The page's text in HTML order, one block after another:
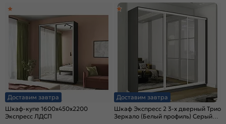
Доставим завтра
Шкаф-купе 1600x450x2200
Экспресс ЛДСП
Доставим завтра
Шкаф Экспресс 2 3-х дверный Трио
Зеркало (Белый профиль) Серый